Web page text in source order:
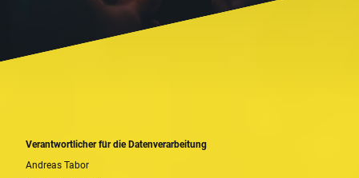
Verantwortlicher für die Datenverarbeitung
Andreas Tabor